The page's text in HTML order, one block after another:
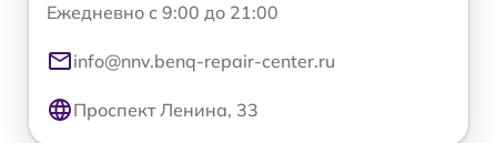
Ежедневно с 9:00 до 21:00
info@nnv.benq-repair-center.ru
Проспект Ленина, 33